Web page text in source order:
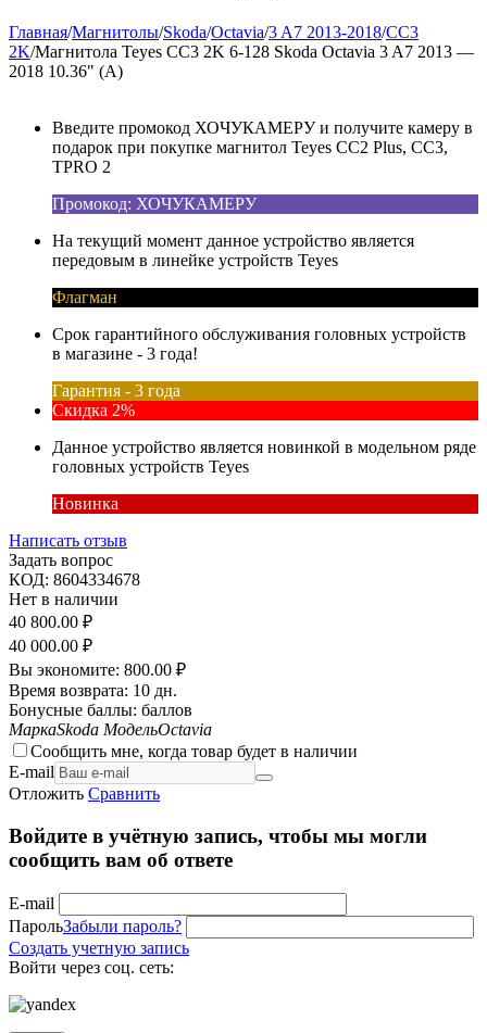
Главная/Магнитолы/Skoda/Octavia/3 A7 2013-2018/CC3
2K/Магнитола Teyes CC3 2K 6-128 Skoda Octavia 3 A7 2013 —
2018 10.36" (A)
Введите промокод ХОЧУКАМЕРУ и получите камеру в
подарок при покупке магнитол Teyes CC2 Plus, CC3,
TPRO 2
Промокод: ХОЧУКАМЕРУ
На текущий момент данное устройство является
передовым в линейке устройств Teyes
Флагман
Срок гарантийного обслуживания головных устройств
в магазине - 3 года!
Гарантия - 3 года
Скидка 2%
Данное устройство является новинкой в модельном ряде
головных устройств Teyes
Новинка
Написать отзыв
Задать вопрос
КОД: 8604334678
Нет в наличии
40 800.00 ₽
40 000.00 ₽
Вы экономите: 800.00 ₽
Время возврата: 10 дн.
Бонусные баллы: баллов
МаркаSkoda МодельOctavia
Сообщить мне, когда товар будет в наличии
E-mail
Отложить Сравнить
Войдите в учётную запись, чтобы мы могли
сообщить вам об ответе
E-mail
ПарольЗабыли пароль?
Создать учетную запись
Войти через соц. сеть: